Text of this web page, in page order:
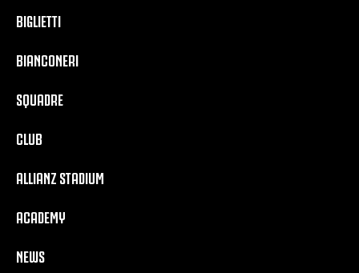
BIGLIETTI
BIANCONERI
SQUADRE
CLUB
ALLIANZ STADIUM
ACADEMY
NEWS